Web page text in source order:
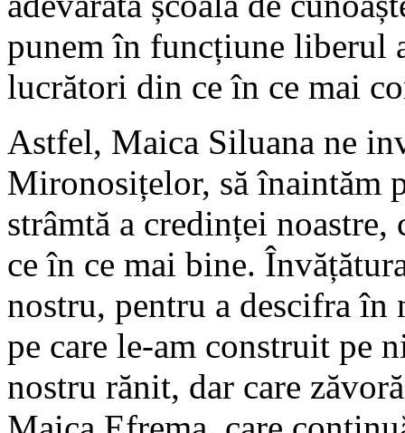
punem în funcțiune liberul
lucrători din ce în ce mai
Astfel, Maica Siluana ne
Mironosițelor, să înaintăm
strâmtă a credinței
ce în ce mai bine.
nostru, pentru a descifra în
pe care le-am construit pe
nostru rănit, dar care